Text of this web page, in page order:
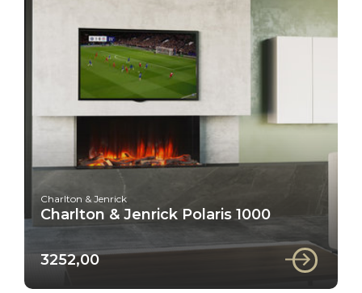
Charlton & Jenrick
Charlton & Jenrick Polaris 1000
3252,00